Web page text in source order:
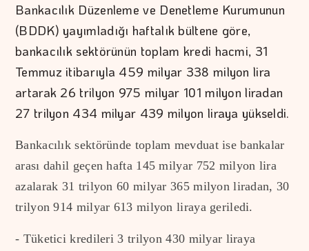
Bankacılık Düzenleme ve Denetleme Kurumunun
(BDDK) yayımladığı haftalık bültene göre,
bankacılık sektörünün toplam kredi hacmi, 31
Temmuz itibarıyla 459 milyar 338 milyon lira
artarak 26 trilyon 975 milyar 101 milyon liradan
27 trilyon 434 milyar 439 milyon liraya yükseldi.
Bankacılık sektöründe toplam mevduat ise bankalar
arası dahil geçen hafta 145 milyar 752 milyon lira
azalarak 31 trilyon 60 milyar 365 milyon liradan, 30
trilyon 914 milyar 613 milyon liraya geriledi.
- Tüketici kredileri 3 trilyon 430 milyar liraya